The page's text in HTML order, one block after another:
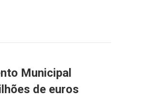
Municipal
de euros